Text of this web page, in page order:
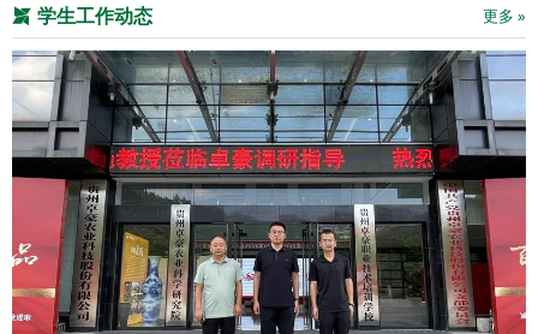
学生工作动态 更多 »